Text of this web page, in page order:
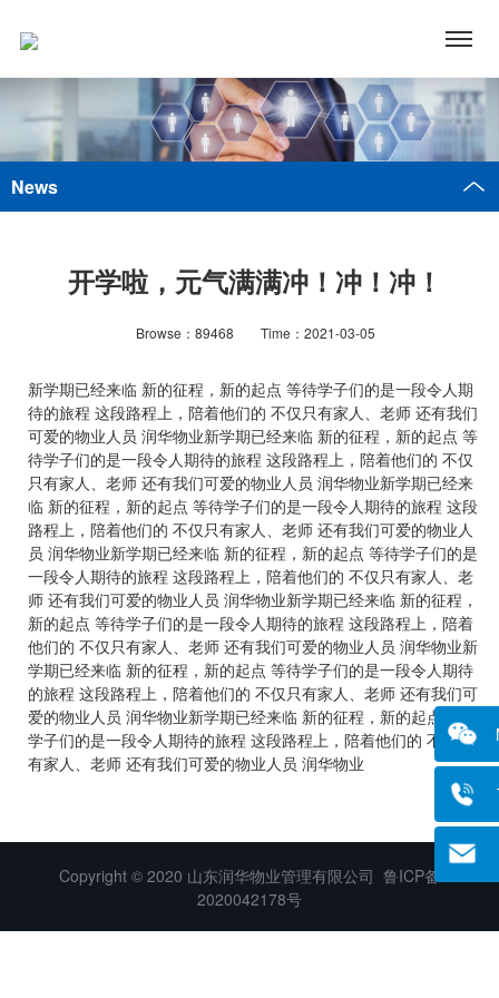
News
开学啦，元气满满冲！冲！冲！
Browse：89468 Time：2021-03-05
新学期已经来临 新的征程，新的起点 等待学子们的是一段令人期
待的旅程 这段路程上，陪着他们的 不仅只有家人、老师 还有我们
可爱的物业人员 润华物业新学期已经来临 新的征程，新的起点 等
待学子们的是一段令人期待的旅程 这段路程上，陪着他们的 不仅
只有家人、老师 还有我们可爱的物业人员 润华物业新学期已经来
临 新的征程，新的起点 等待学子们的是一段令人期待的旅程 这段
路程上，陪着他们的 不仅只有家人、老师 还有我们可爱的物业人
员 润华物业新学期已经来临 新的征程，新的起点 等待学子们的是
一段令人期待的旅程 这段路程上，陪着他们的 不仅只有家人、老
师 还有我们可爱的物业人员 润华物业新学期已经来临 新的征程，
新的起点 等待学子们的是一段令人期待的旅程 这段路程上，陪着
他们的 不仅只有家人、老师 还有我们可爱的物业人员 润华物业新
学期已经来临 新的征程，新的起点 等待学子们的是一段令人期待
的旅程 这段路程上，陪着他们的 不仅只有家人、老师 还有我们可
爱的物业人员 润华物业新学期已经来临 新的征程，新的起点 等待
学子们的是一段令人期待的旅程 这段路程上，陪着他们的 不仅只
有家人、老师 还有我们可爱的物业人员 润华物业
Copyright © 2020 山东润华物业管理有限公司 鲁ICP备
2020042178号